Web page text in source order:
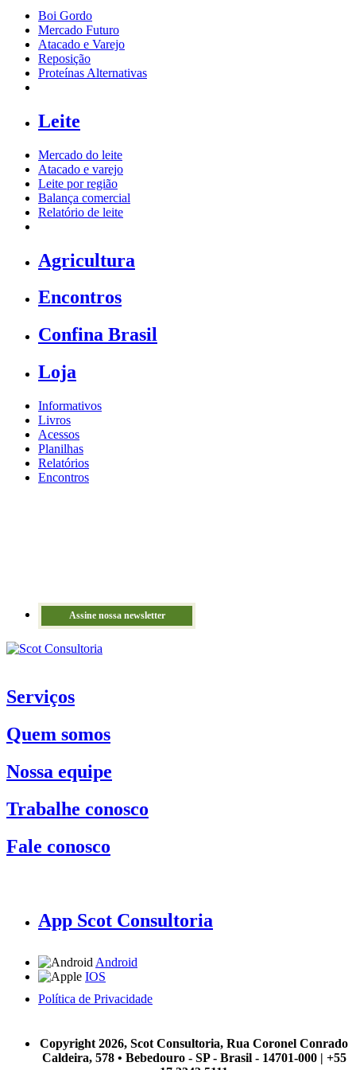
Boi Gordo
Mercado Futuro
Atacado e Varejo
Reposição
Proteínas Alternativas
Leite
Mercado do leite
Atacado e varejo
Leite por região
Balança comercial
Relatório de leite
Agricultura
Encontros
Confina Brasil
Loja
Informativos
Livros
Acessos
Planilhas
Relatórios
Encontros
Assine nossa newsletter
Serviços
Quem somos
Nossa equipe
Trabalhe conosco
Fale conosco
App Scot Consultoria
Android
IOS
Política de Privacidade
Copyright 2026, Scot Consultoria, Rua Coronel Conrado
Caldeira, 578 • Bebedouro - SP - Brasil - 14701-000 | +55